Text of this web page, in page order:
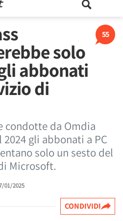
55
solo
abbonati
di
condotte da Omdia
gli abbonati a PC
solo un sesto del
Microsoft.
01/2025
CONDIVIDI